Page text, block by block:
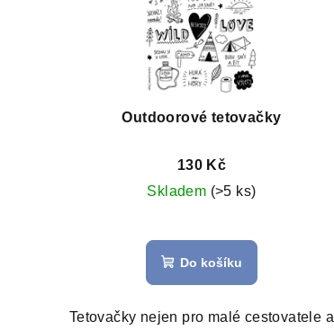
Outdoorové tetovačky
130 Kč
Skladem (>5 ks)
Do košíku
Tetovačky nejen pro malé cestovatele a